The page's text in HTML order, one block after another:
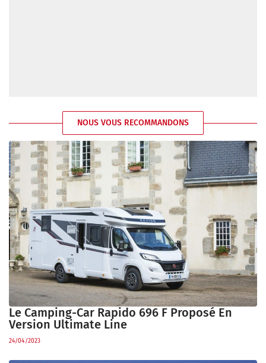
NOUS VOUS RECOMMANDONS
Le Camping-Car Rapido 696 F Proposé En
Version Ultimate Line
24/04/2023